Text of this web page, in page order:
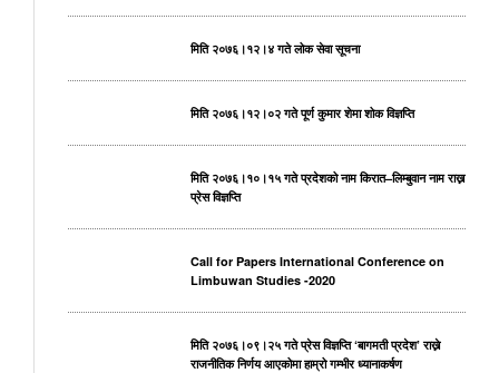
मिति २०७६।१२।४ गते लोक सेवा सूचना
मिति २०७६।१२।०२ गते पूर्ण कुमार शेमा शोक विज्ञप्ति
मिति २०७६।१०।१५ गते प्रदेशको नाम किरात–लिम्बुवान नाम राख्न
प्रेस विज्ञप्ति
Call for Papers International Conference on
Limbuwan Studies -2020
मिति २०७६।०९।२५ गते प्रेस विज्ञप्ति ‘बागमती प्रदेश’ राख्ने
राजनीतिक निर्णय आएकोमा हाम्रो गम्भीर ध्यानाकर्षण